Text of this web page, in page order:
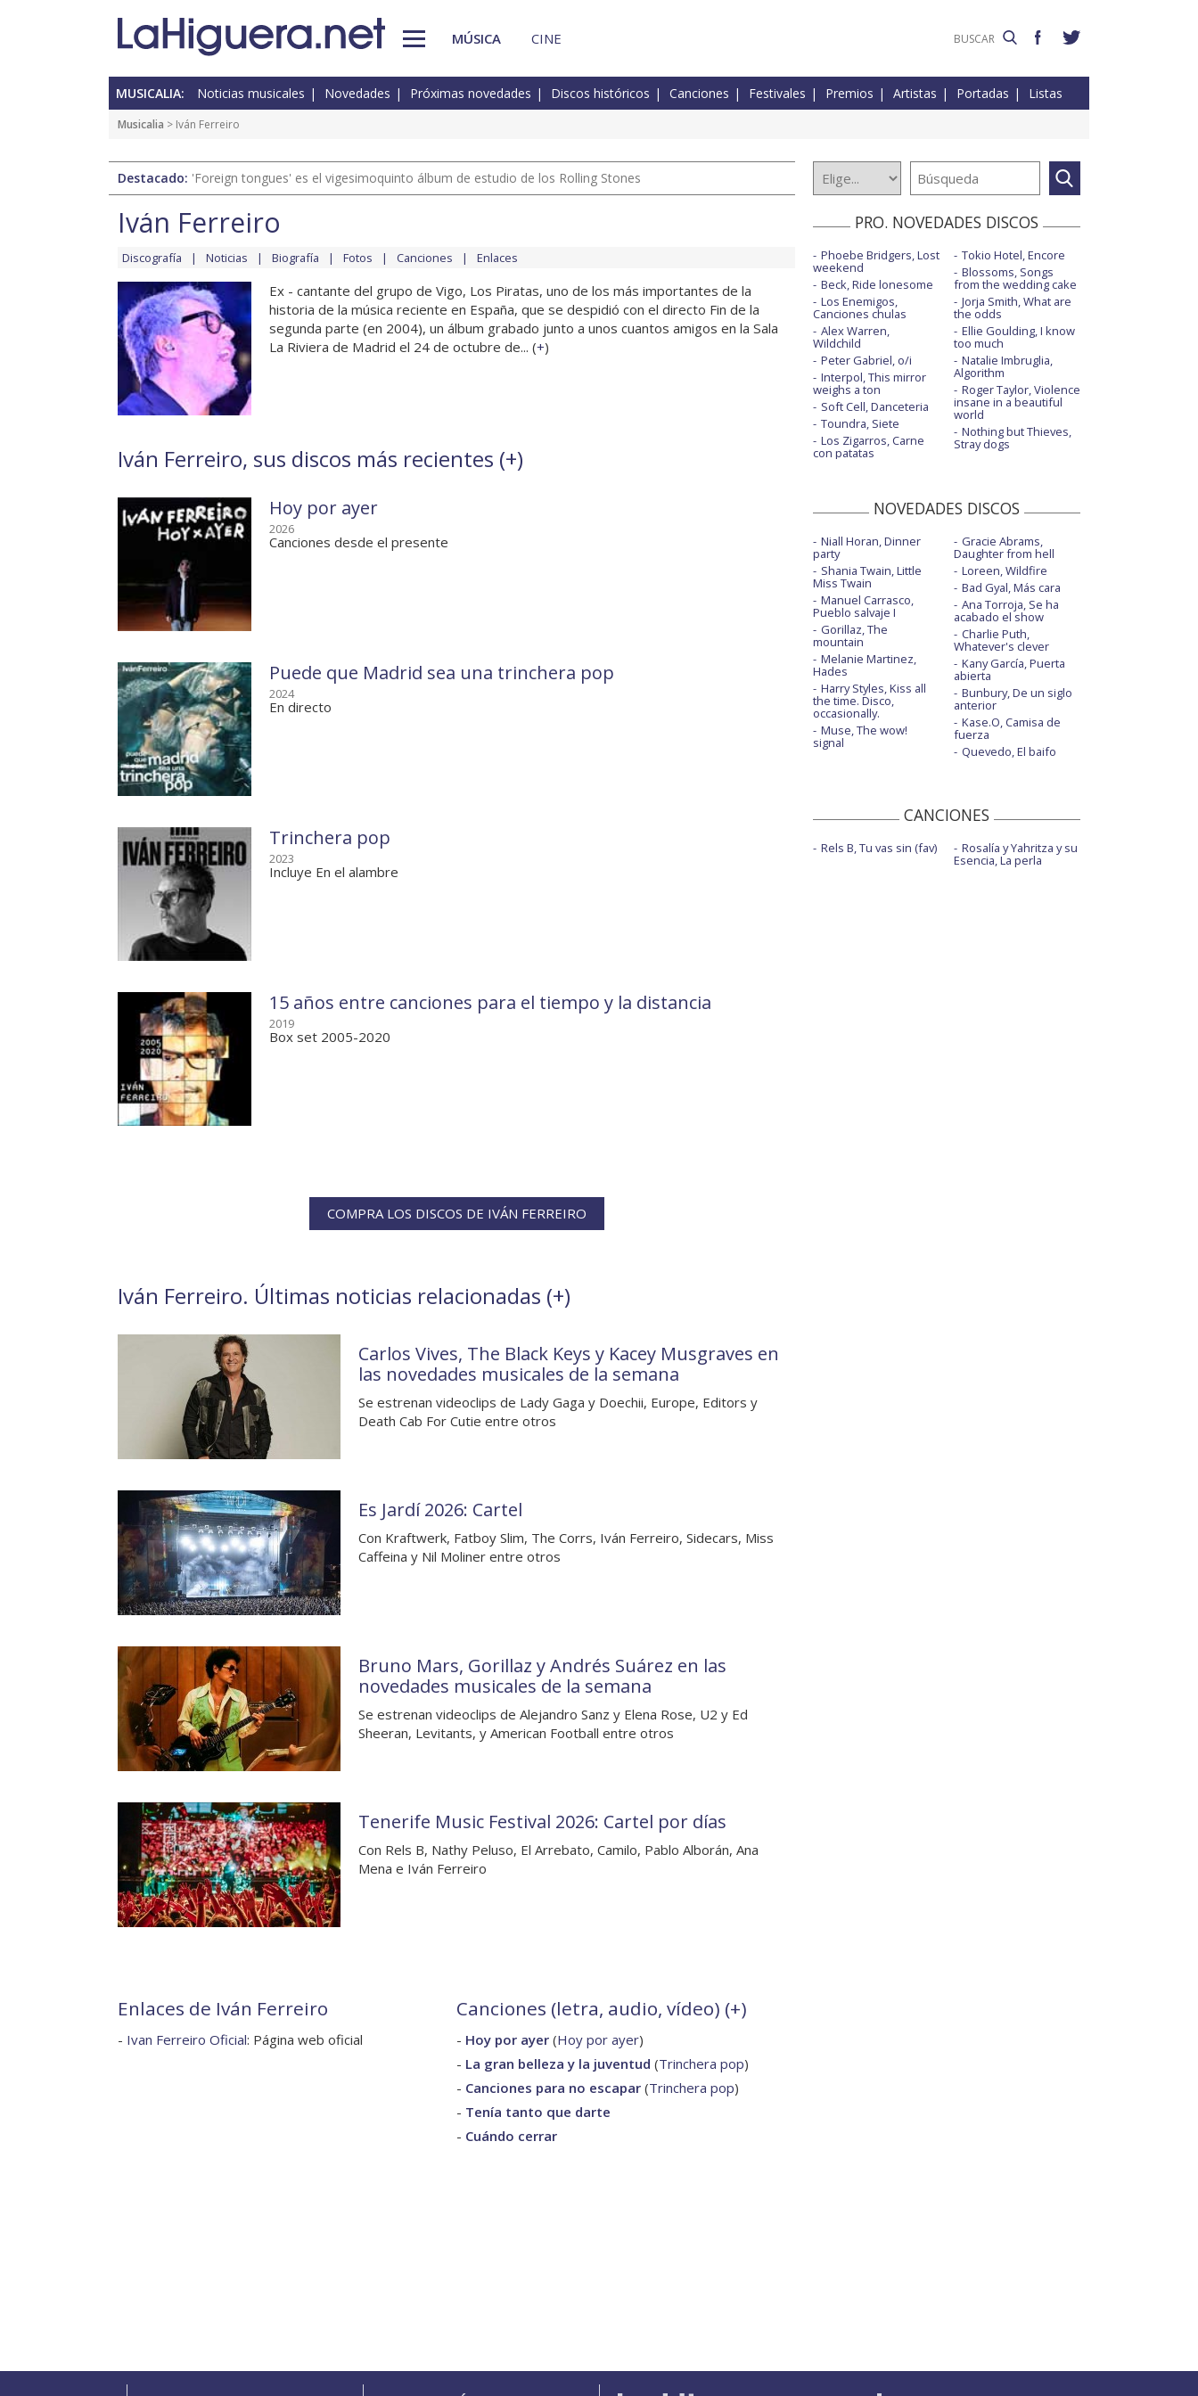
MÚSICA CINE
MUSICALIA: Noticias musicales Novedades Próximas novedades Discos históricos Canciones Festivales Premios Artistas Portadas Listas
Musicalia > Iván Ferreiro
Destacado: 'Foreign tongues' es el vigesimoquinto álbum de estudio de los Rolling Stones
Iván Ferreiro
Discografía Noticias Biografía Fotos Canciones Enlaces
Ex - cantante del grupo de Vigo, Los Piratas, uno de los más importantes de la
historia de la música reciente en España, que se despidió con el directo Fin de la
segunda parte (en 2004), un álbum grabado junto a unos cuantos amigos en la Sala
La Riviera de Madrid el 24 de octubre de... (+)
Iván Ferreiro, sus discos más recientes (+)
Hoy por ayer
2026
Canciones desde el presente
Puede que Madrid sea una trinchera pop
2024
En directo
Trinchera pop
2023
Incluye En el alambre
15 años entre canciones para el tiempo y la distancia
2019
Box set 2005-2020
COMPRA LOS DISCOS DE IVÁN FERREIRO
Iván Ferreiro. Últimas noticias relacionadas (+)
Carlos Vives, The Black Keys y Kacey Musgraves en
las novedades musicales de la semana
Se estrenan videoclips de Lady Gaga y Doechii, Europe, Editors y
Death Cab For Cutie entre otros
Es Jardí 2026: Cartel
Con Kraftwerk, Fatboy Slim, The Corrs, Iván Ferreiro, Sidecars, Miss
Caffeina y Nil Moliner entre otros
Bruno Mars, Gorillaz y Andrés Suárez en las
novedades musicales de la semana
Se estrenan videoclips de Alejandro Sanz y Elena Rose, U2 y Ed
Sheeran, Levitants, y American Football entre otros
Tenerife Music Festival 2026: Cartel por días
Con Rels B, Nathy Peluso, El Arrebato, Camilo, Pablo Alborán, Ana
Mena e Iván Ferreiro
Enlaces de Iván Ferreiro
- Ivan Ferreiro Oficial: Página web oficial
Canciones (letra, audio, vídeo) (+)
- Hoy por ayer (Hoy por ayer)
- La gran belleza y la juventud (Trinchera pop)
- Canciones para no escapar (Trinchera pop)
- Tenía tanto que darte
- Cuándo cerrar
PRO. NOVEDADES DISCOS
Phoebe Bridgers, Lost
weekend
Beck, Ride lonesome
Los Enemigos,
Canciones chulas
Alex Warren,
Wildchild
Peter Gabriel, o/i
Interpol, This mirror
weighs a ton
Soft Cell, Danceteria
Toundra, Siete
Los Zigarros, Carne
con patatas
Tokio Hotel, Encore
Blossoms, Songs
from the wedding cake
Jorja Smith, What are
the odds
Ellie Goulding, I know
too much
Natalie Imbruglia,
Algorithm
Roger Taylor, Violence
insane in a beautiful
world
Nothing but Thieves,
Stray dogs
NOVEDADES DISCOS
Niall Horan, Dinner
party
Shania Twain, Little
Miss Twain
Manuel Carrasco,
Pueblo salvaje I
Gorillaz, The
mountain
Melanie Martinez,
Hades
Harry Styles, Kiss all
the time. Disco,
occasionally.
Muse, The wow!
signal
Gracie Abrams,
Daughter from hell
Loreen, Wildfire
Bad Gyal, Más cara
Ana Torroja, Se ha
acabado el show
Charlie Puth,
Whatever's clever
Kany García, Puerta
abierta
Bunbury, De un siglo
anterior
Kase.O, Camisa de
fuerza
Quevedo, El baifo
CANCIONES
Rels B, Tu vas sin (fav) Rosalía y Yahritza y su
Esencia, La perla